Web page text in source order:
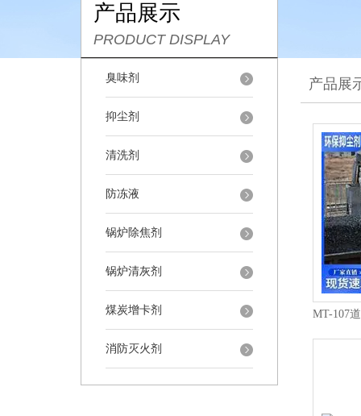
产品展示
PRODUCT DISPLAY
臭味剂
抑尘剂
清洗剂
防冻液
锅炉除焦剂
锅炉清灰剂
煤炭增卡剂
消防灭火剂
产品展